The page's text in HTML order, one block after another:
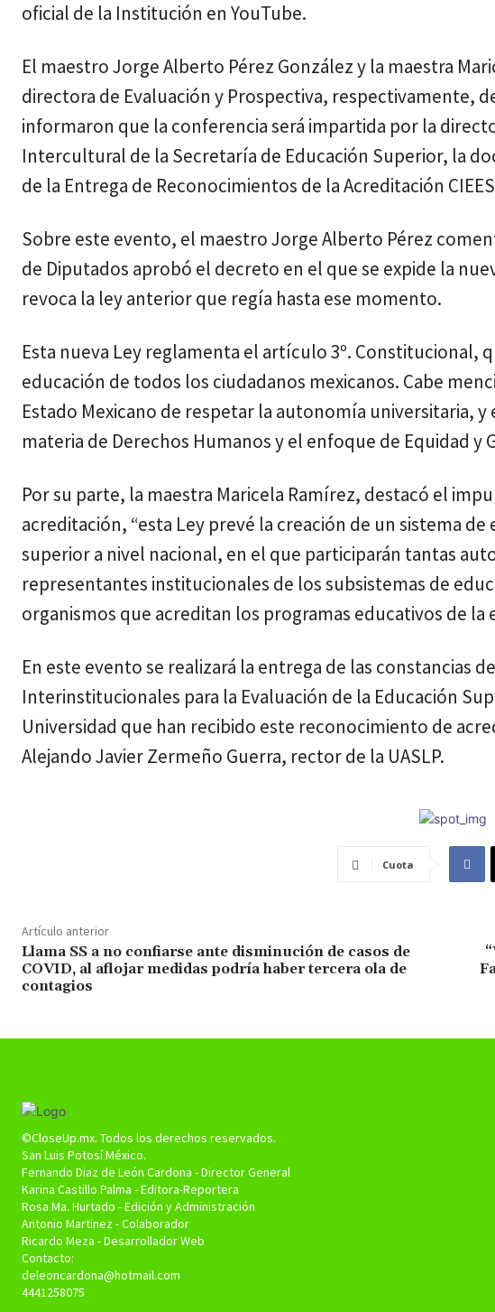
oficial de la Institución en YouTube.
El maestro Jorge Alberto Pérez González y la maestra
directora de Evaluación y Prospectiva, respectivamente,
informaron que la conferencia será impartida por la
Intercultural de la Secretaría de Educación Superior, la
de la Entrega de Reconocimientos de la Acreditación
Sobre este evento, el maestro Jorge Alberto Pérez
de Diputados aprobó el decreto en el que se expide la
revoca la ley anterior que regía hasta ese momento.
Esta nueva Ley reglamenta el artículo 3º. Constitucional,
educación de todos los ciudadanos mexicanos. Cabe
Estado Mexicano de respetar la autonomía universitaria,
materia de Derechos Humanos y el enfoque de Equidad y
Por su parte, la maestra Maricela Ramírez, destacó el
acreditación, “esta Ley prevé la creación de un sistema
superior a nivel nacional, en el que participarán tantas
representantes institucionales de los subsistemas de
organismos que acreditan los programas educativos de la
En este evento se realizará la entrega de las constancias
Interinstitucionales para la Evaluación de la Educación
Universidad que han recibido este reconocimiento de
Alejando Javier Zermeño Guerra, rector de la UASLP.
Cuota
Artículo anterior
Llama SS a no confiarse ante disminución de casos de
COVID, al aflojar medidas podría haber tercera ola de
contagios
©CloseUp.mx. Todos los derechos reservados.
San Luis Potosí México.
Fernando Diaz de León Cardona - Director General
Karina Castillo Palma - Editora-Reportera
Rosa Ma. Hurtado - Edición y Administración
Antonio Martinez - Colaborador
Ricardo Meza - Desarrollador Web
Contacto:
deleoncardona@hotmail.com
4441258075